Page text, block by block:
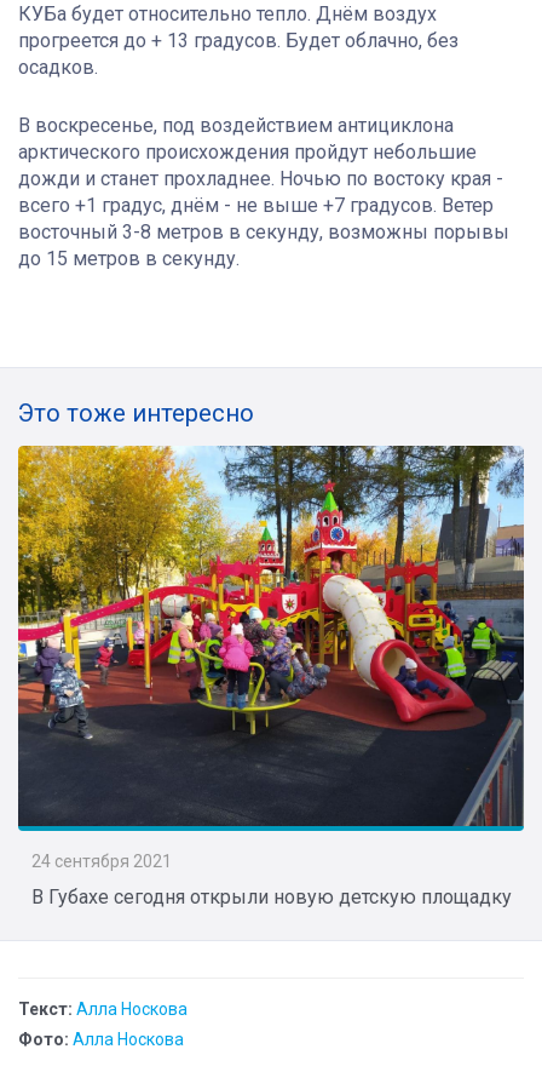
КУБа будет относительно тепло. Днём воздух
прогреется до + 13 градусов. Будет облачно, без
осадков.
В воскресенье, под воздействием антициклона
арктического происхождения пройдут небольшие
дожди и станет прохладнее. Ночью по востоку края -
всего +1 градус, днём - не выше +7 градусов. Ветер
восточный 3-8 метров в секунду, возможны порывы
до 15 метров в секунду.
Это тоже интересно
24 сентября 2021
В Губахе сегодня открыли новую детскую площадку
Текст: Алла Носкова
Фото: Алла Носкова